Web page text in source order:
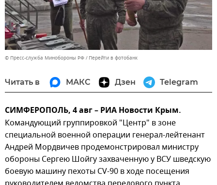
© Пресс-служба Минобороны РФ Перейти в фотобанк
Читать в МАКС Дзен Telegram
СИМФЕРОПОЛЬ, 4 авг – РИА Новости Крым.
Командующий группировкой "Центр" в зоне
специальной военной операции генерал-лейтенант
Андрей Мордвичев продемонстрировал министру
обороны Сергею Шойгу захваченную у ВСУ шведскую
боевую машину пехоты CV-90 в ходе посещения